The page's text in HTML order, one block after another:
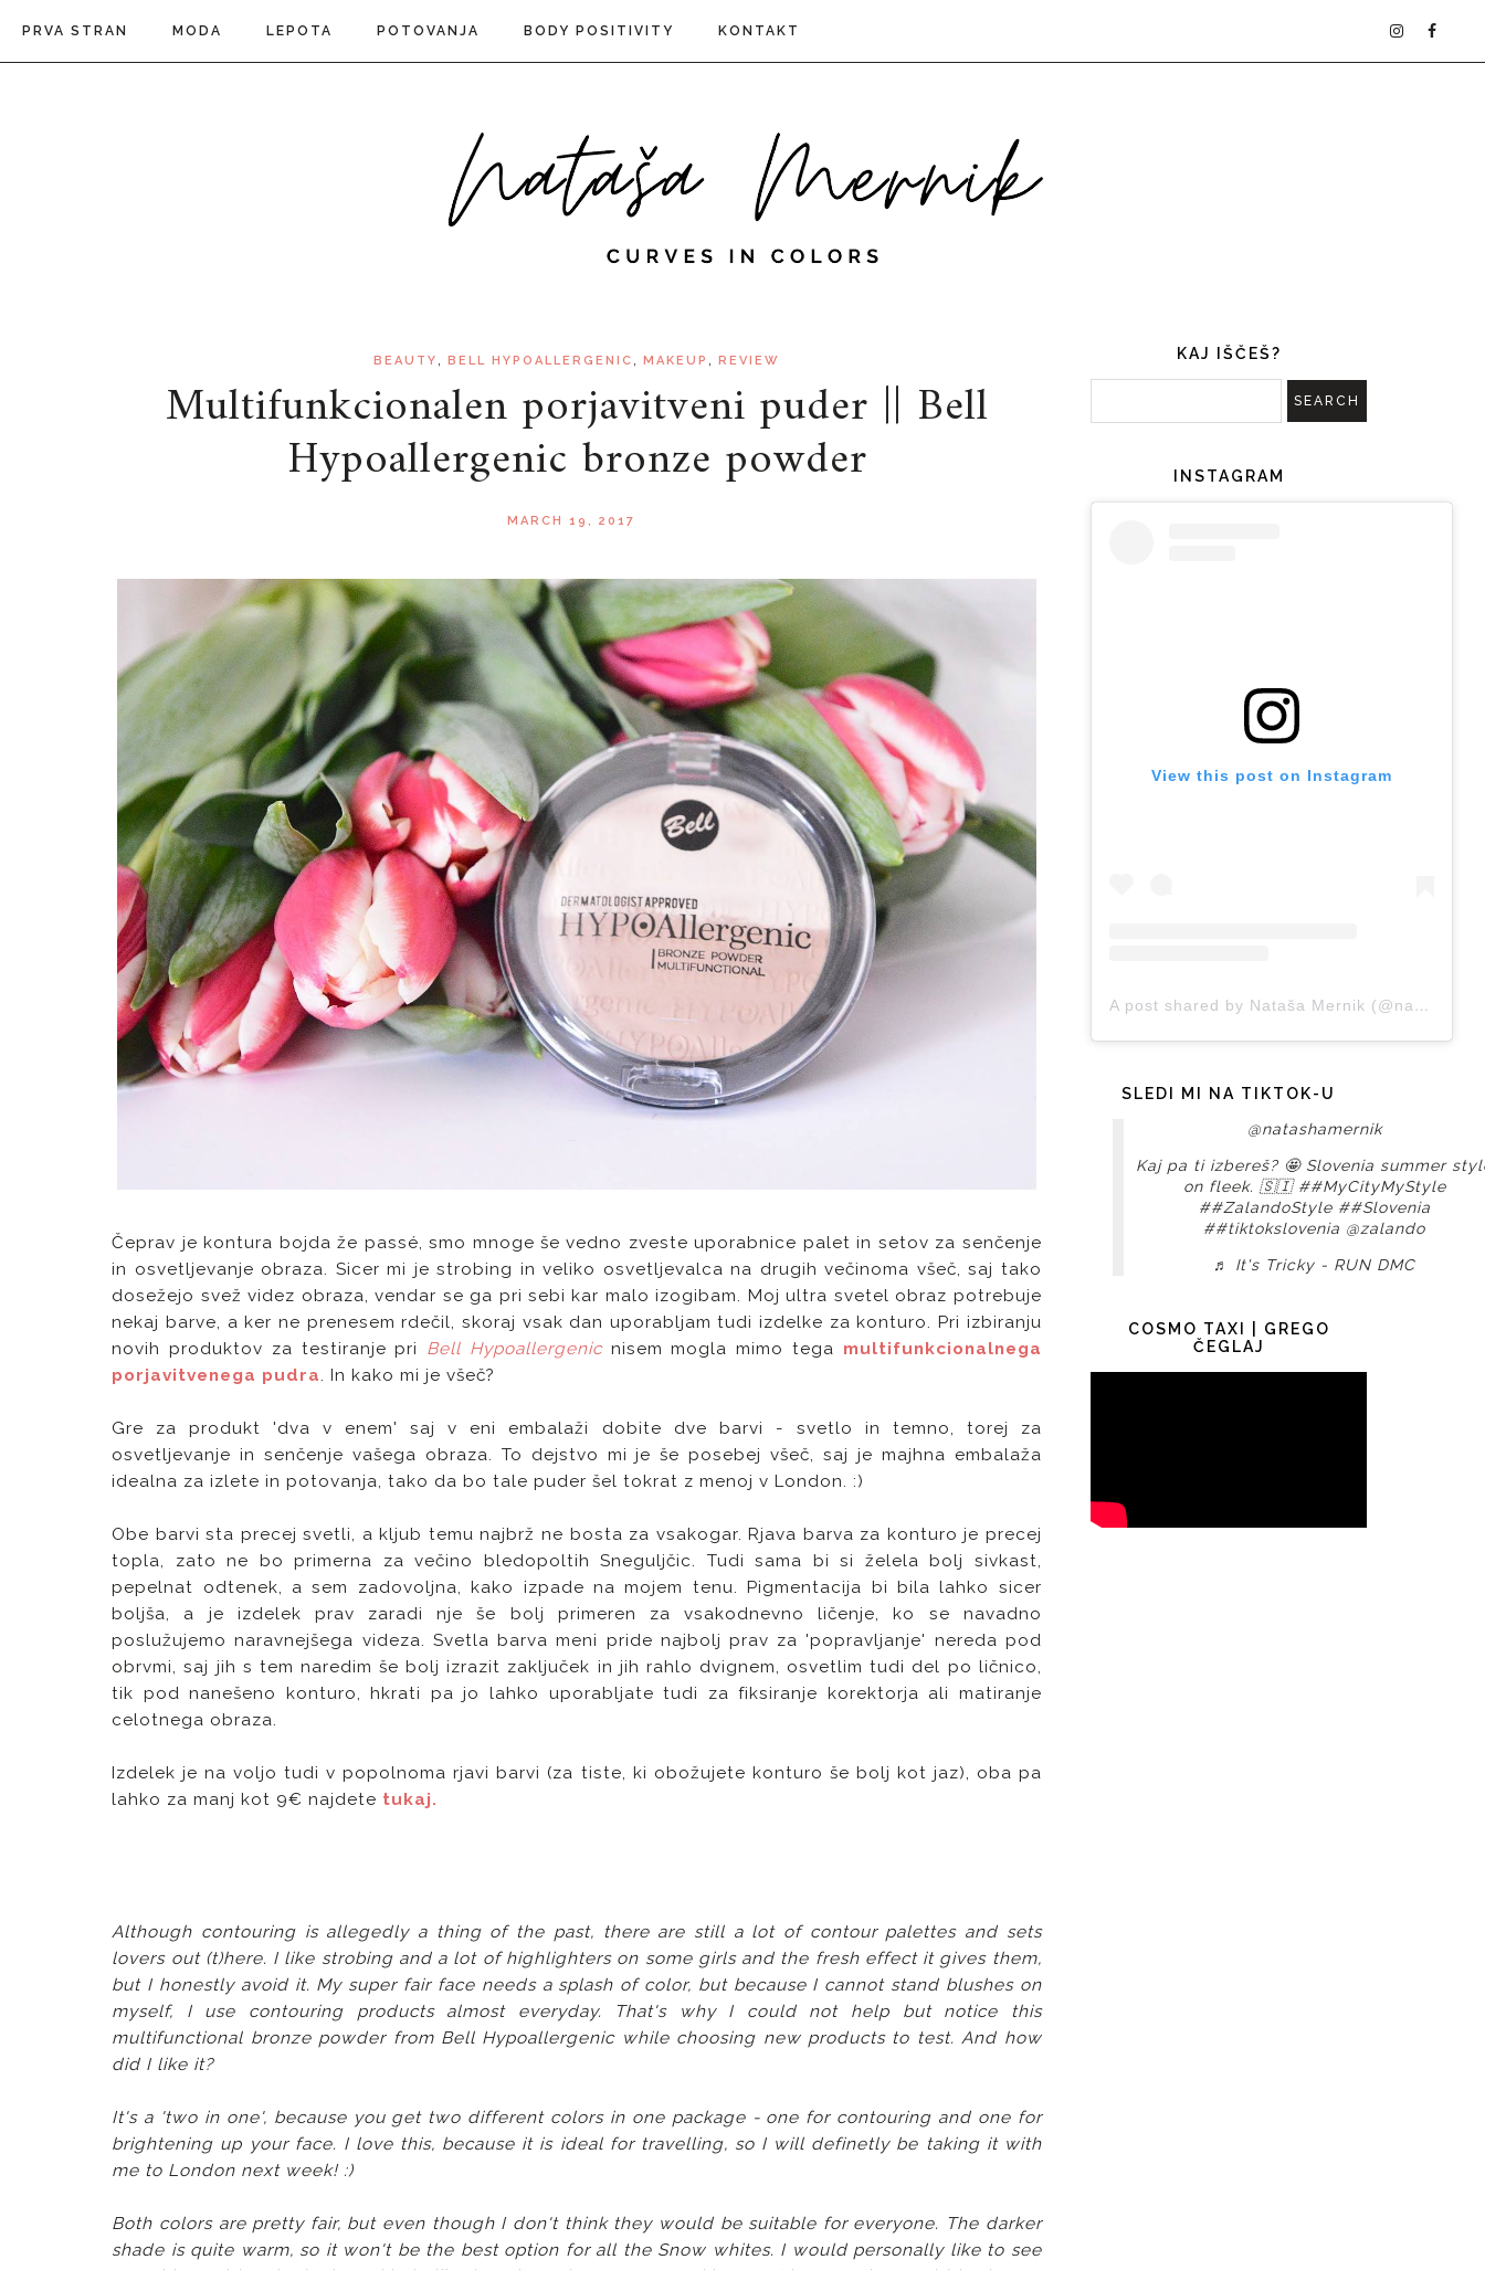
PRVA STRAN MODA LEPOTA POTOVANJA BODY POSITIVITY KONTAKT
BEAUTY BELL HYPOALLERGENIC MAKEUP REVIEW
Multifunkcionalen porjavitveni puder || Bell
Hypoallergenic bronze powder
MARCH 19, 2017
Čeprav je kontura bojda že passé, smo mnoge še vedno zveste uporabnice palet in setov za senčenje
in osvetljevanje obraza. Sicer mi je strobing in veliko osvetljevalca na drugih večinoma všeč, saj tako
dosežejo svež videz obraza, vendar se ga pri sebi kar malo izogibam. Moj ultra svetel obraz potrebuje
nekaj barve, a ker ne prenesem rdečil, skoraj vsak dan uporabljam tudi izdelke za konturo. Pri izbiranju
novih produktov za testiranje pri Bell Hypoallergenicnisem mogla mimo tega multifunkcionalnega
porjavitvenega pudra. In kako mi je všeč?
Gre za produkt 'dva v enem' saj v eni embalaži dobite dve barvi - svetlo in temno, torej za
osvetljevanje in senčenje vašega obraza. To dejstvo mi je še posebej všeč, saj je majhna embalaža
idealna za izlete in potovanja, tako da bo tale puder šel tokrat z menoj v London. :)
Obe barvi sta precej svetli, a kljub temu najbrž ne bosta za vsakogar. Rjava barva za konturo je precej
topla, zato ne bo primerna za večino bledopoltih Sneguljčic. Tudi sama bi si želela bolj sivkast,
pepelnat odtenek, a sem zadovoljna, kako izpade na mojem tenu. Pigmentacija bi bila lahko sicer
boljša, a je izdelek prav zaradi nje še bolj primeren za vsakodnevno ličenje, ko se navadno
poslužujemo naravnejšega videza. Svetla barva meni pride najbolj prav za 'popravljanje' nereda pod
obrvmi, saj jih s tem naredim še bolj izrazit zaključek in jih rahlo dvignem, osvetlim tudi del po ličnico,
tik pod nanešeno konturo, hkrati pa jo lahko uporabljate tudi za fiksiranje korektorja ali matiranje
celotnega obraza.
Izdelek je na voljo tudi v popolnoma rjavi barvi (za tiste, ki obožujete konturo še bolj kot jaz), oba pa
lahko za manj kot 9€ najdete tukaj.
Although contouring is allegedly a thing of the past, there are still a lot of contour palettes and sets
lovers out (t)here. I like strobing and a lot of highlighters on some girls and the fresh effect it gives them,
but I honestly avoid it. My super fair face needs a splash of color, but because I cannot stand blushes on
myself, I use contouring products almost everyday. That's why I could not help but notice this
multifunctional bronze powder from Bell Hypoallergenic while choosing new products to test. And how
did I like it?
It's a 'two in one', because you get two different colors in one package - one for contouring and one for
brightening up your face. I love this, because it is ideal for travelling, so I will definetly be taking it with
me to London next week! :)
Both colors are pretty fair, but even though I don't think they would be suitable for everyone. The darker
shade is quite warm, so it won't be the best option for all the Snow whites. I would personally like to see
KAJ IŠČEŠ?
INSTAGRAM
View this post on Instagram
A post shared by Nataša Mernik (@natashamernik)
SLEDI MI NA TIKTOK-U
@natashamernik
Kaj pa ti izbereš? 🤩 Slovenia summer
on fleek. 🇸🇮 ##MyCityMyStyle
##ZalandoStyle ##Slovenia
##tiktokslovenia @zalando
♬ It's Tricky - RUN DMC
COSMO TAXI | GREGO
ČEGLAJ